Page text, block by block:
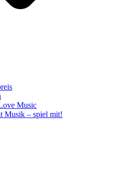
Music
Musik – spiel mit!